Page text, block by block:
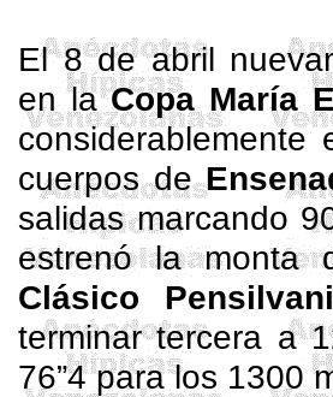
El 8 de abril
en laCopa María
cuerpos de
salidas marcando
estrenó la
Clásico
terminar tercera a
76”4 para los 1300